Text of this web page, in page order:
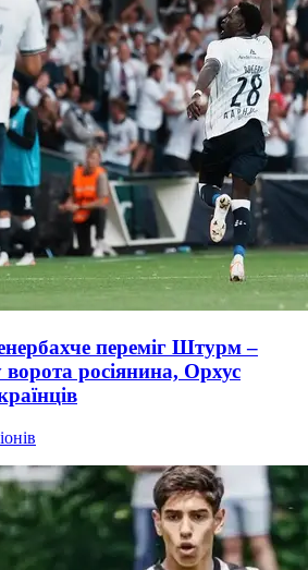
переміг Штурм –
росіянина, Орхус